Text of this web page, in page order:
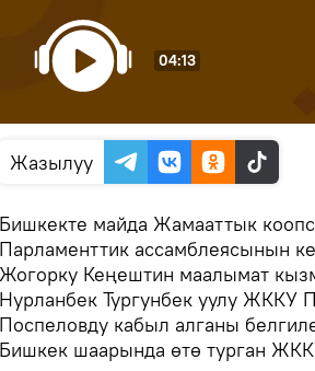
04:13
Жазылуу
Бишкекте майда Жамааттык
Парламенттик ассамблеясынын
Жогорку Кеңештин маалымат
Нурланбек Тургунбек уулу ЖККУ
Поспеловду кабыл алганы
Бишкек шаарында өтө турган